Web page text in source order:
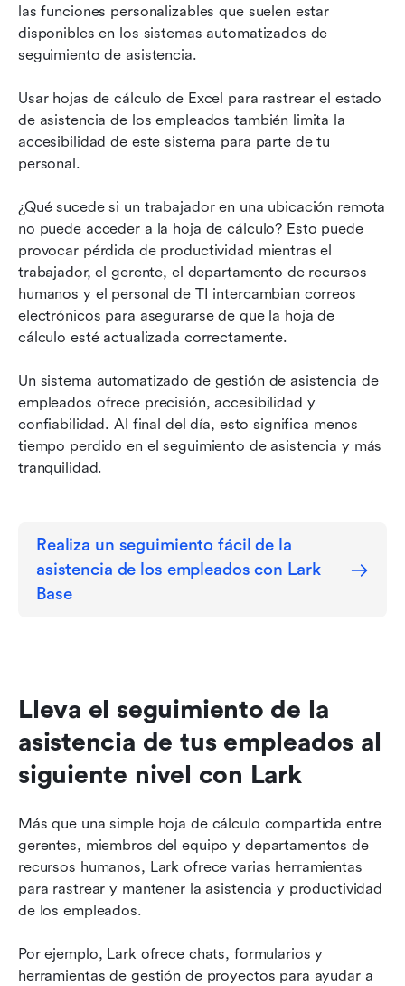
las funciones personalizables que suelen estar
disponibles en los sistemas automatizados de
seguimiento de asistencia.
Usar hojas de cálculo de Excel para rastrear el estado
de asistencia de los empleados también limita la
accesibilidad de este sistema para parte de tu
personal.
¿Qué sucede si un trabajador en una ubicación remota
no puede acceder a la hoja de cálculo? Esto puede
provocar pérdida de productividad mientras el
trabajador, el gerente, el departamento de recursos
humanos y el personal de TI intercambian correos
electrónicos para asegurarse de que la hoja de
cálculo esté actualizada correctamente.
Un sistema automatizado de gestión de asistencia de
empleados ofrece precisión, accesibilidad y
confiabilidad. Al final del día, esto significa menos
tiempo perdido en el seguimiento de asistencia y más
tranquilidad.
Realiza un seguimiento fácil de la
asistencia de los empleados con Lark
Base
Lleva el seguimiento de la
asistencia de tus empleados al
siguiente nivel con Lark
Más que una simple hoja de cálculo compartida entre
gerentes, miembros del equipo y departamentos de
recursos humanos, Lark ofrece varias herramientas
para rastrear y mantener la asistencia y productividad
de los empleados.
Por ejemplo, Lark ofrece chats, formularios y
herramientas de gestión de proyectos para ayudar a